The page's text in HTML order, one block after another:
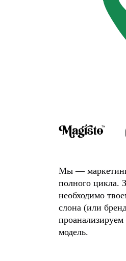
Мы —
полного цикла.
необходимо
слона (или
модель.